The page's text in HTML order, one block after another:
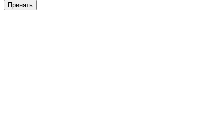
Принять